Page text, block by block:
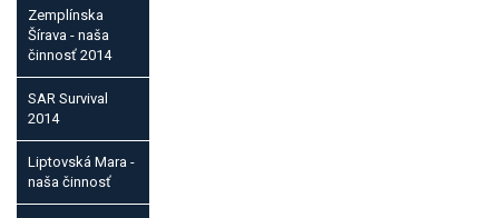
Zemplínska
Šírava - naša
činnosť 2014
SAR Survival
2014
Liptovská Mara -
naša činnosť